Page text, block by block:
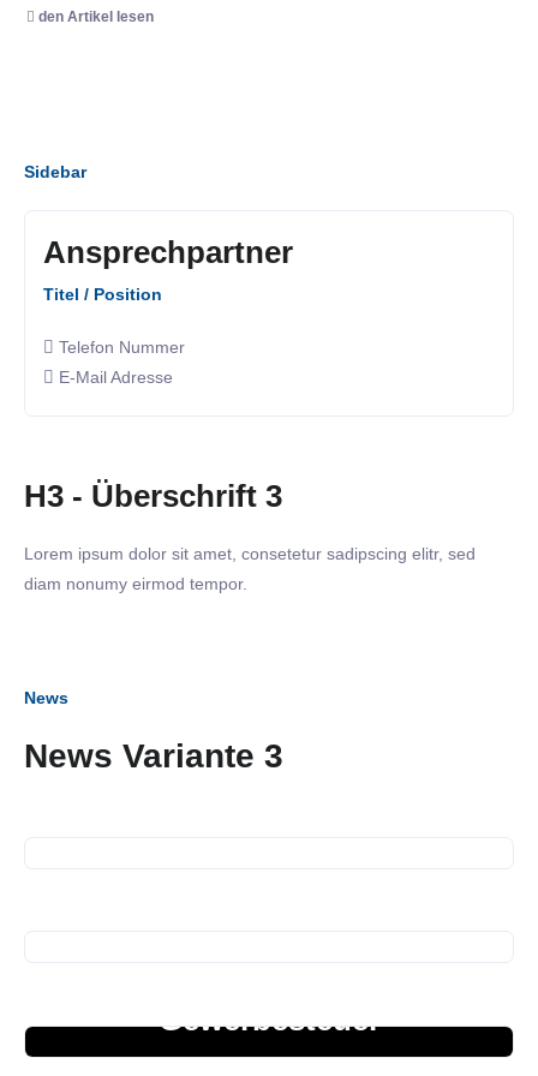
den Artikel lesen
Sidebar
Ansprechpartner
Titel / Position
Telefon Nummer
E-Mail Adresse
H3 - Überschrift 3
Lorem ipsum dolor sit amet, consetetur sadipscing elitr, sed
diam nonumy eirmod tempor.
News
News Variante 3
Gewerbesteuer
07. Mai 2026